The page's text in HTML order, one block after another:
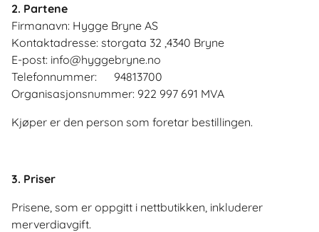
2. Partene
Firmanavn: Hygge Bryne AS
Kontaktadresse: storgata 32 ,4340 Bryne
E-post: info@hyggebryne.no
Telefonnummer: 94813700
Organisasjonsnummer: 922 997 691 MVA
Kjøper er den person som foretar bestillingen.
3. Priser
Prisene, som er oppgitt i nettbutikken, inkluderer
merverdiavgift.